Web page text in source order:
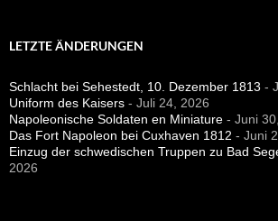
LETZTE ÄNDERUNGEN
Schlacht bei Sehestedt, 10. Dezember 1813 -
Uniform des Kaisers - Juli 24, 2026
Napoleonische Soldaten en Miniature - Juni
Das Fort Napoleon bei Cuxhaven 1812 - Juni
Einzug der schwedischen Truppen zu Bad
2026